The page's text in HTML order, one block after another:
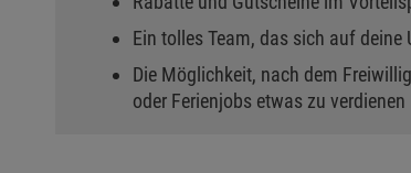
Ein tolles Team, das sich auf
Die Möglichkeit, nach dem
oder Ferienjobs etwas zu verdienen